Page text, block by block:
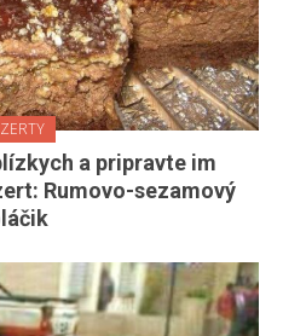
a pripravte im
Rumovo-sezamový